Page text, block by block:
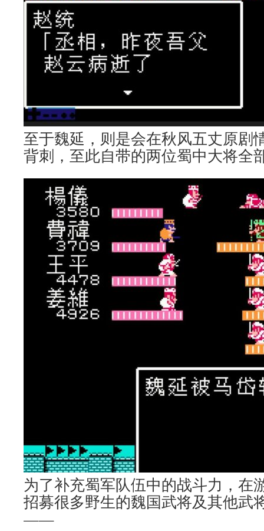
至于魏延，则是会在秋风五丈原剧
背刺，至此自带的两位蜀中大将全
为了补充蜀军队伍中的战斗力，在
招募很多野生的魏国武将及其他武
——